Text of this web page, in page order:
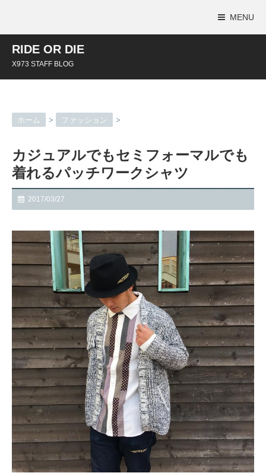
MENU
RIDE OR DIE
X973 STAFF BLOG
ホーム > ファッション >
カジュアルでもセミフォーマルでも
着れるパッチワークシャツ
2017/03/27